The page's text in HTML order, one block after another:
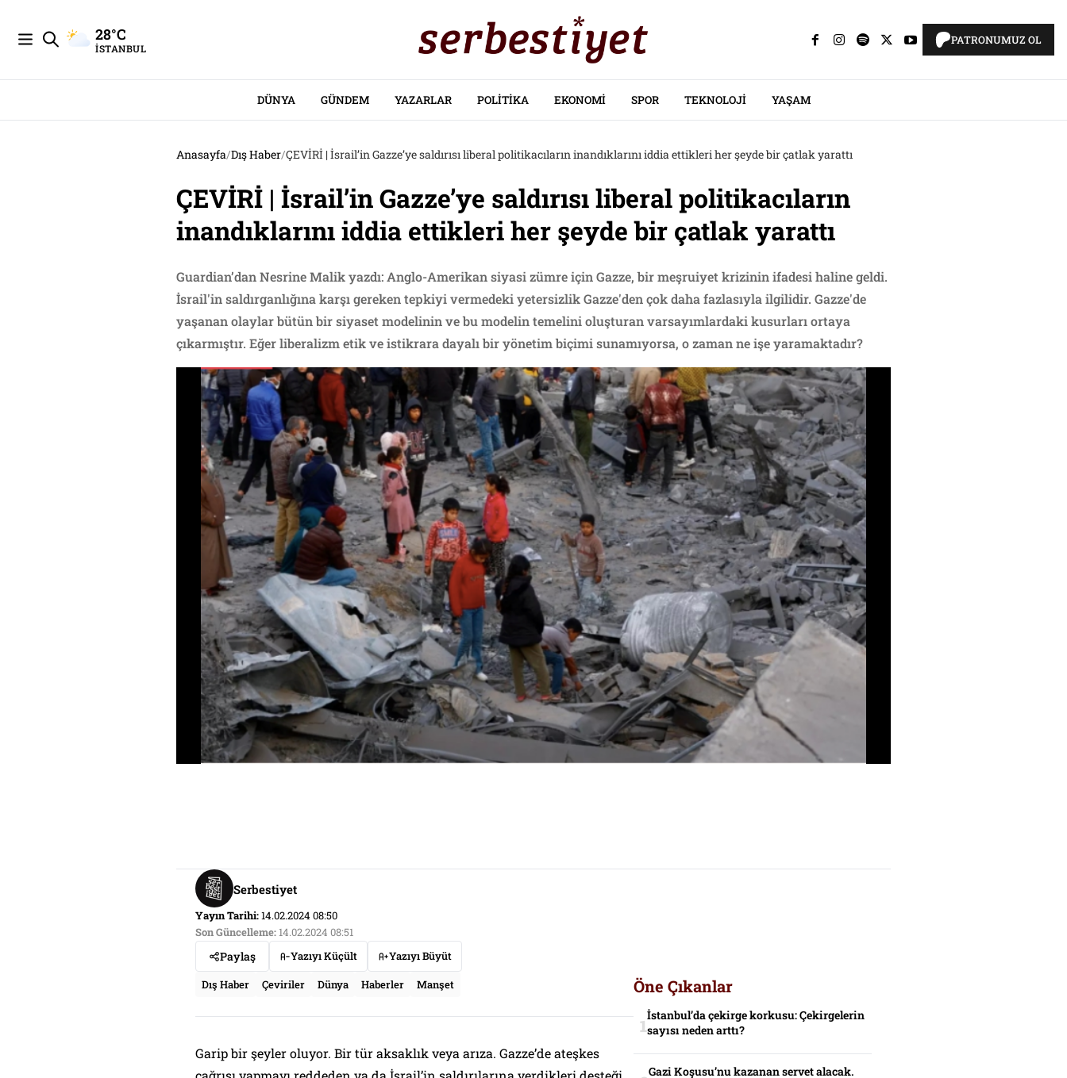
28°C
İSTANBUL
PATRONUMUZ OL
DÜNYA GÜNDEM YAZARLAR POLITIKA EKONOMI SPOR TEKNOLOJI YAŞAM
Anasayfa/Dış Haber/ÇEVİRİ | İsrail’in Gazze’ye saldırısı liberal politikacıların inandıklarını iddia ettikleri her şeyde bir çatlak yarattı
ÇEVİRİ | İsrail’in Gazze’ye saldırısı liberal politikacıların
inandıklarını iddia ettikleri her şeyde bir çatlak yarattı
Guardian’dan Nesrine Malik yazdı: Anglo-Amerikan siyasi zümre için Gazze, bir meşruiyet krizinin ifadesi haline geldi.
İsrail'in saldırganlığına karşı gereken tepkiyi vermedeki yetersizlik Gazze'den çok daha fazlasıyla ilgilidir. Gazze'de
yaşanan olaylar bütün bir siyaset modelinin ve bu modelin temelini oluşturan varsayımlardaki kusurları ortaya
çıkarmıştır. Eğer liberalizm etik ve istikrara dayalı bir yönetim biçimi sunamıyorsa, o zaman ne işe yaramaktadır?
Serbestiyet
Yayın Tarihi:14.02.2024 08:50
Son Güncelleme: 14.02.2024 08:51
Paylaş Yazıyı Küçült
Yazıyı Büyüt
Dış Haber
Çeviriler Dünya Haberler Manşet
Garip bir şeyler oluyor. Bir tür aksaklık veya arıza. Gazze’de ateşkes
Öne Çıkanlar
İstanbul’da çekirge korkusu: Çekirgelerin
sayısı neden arttı?
Gazi Koşusu’nu kazanan servet alacak.